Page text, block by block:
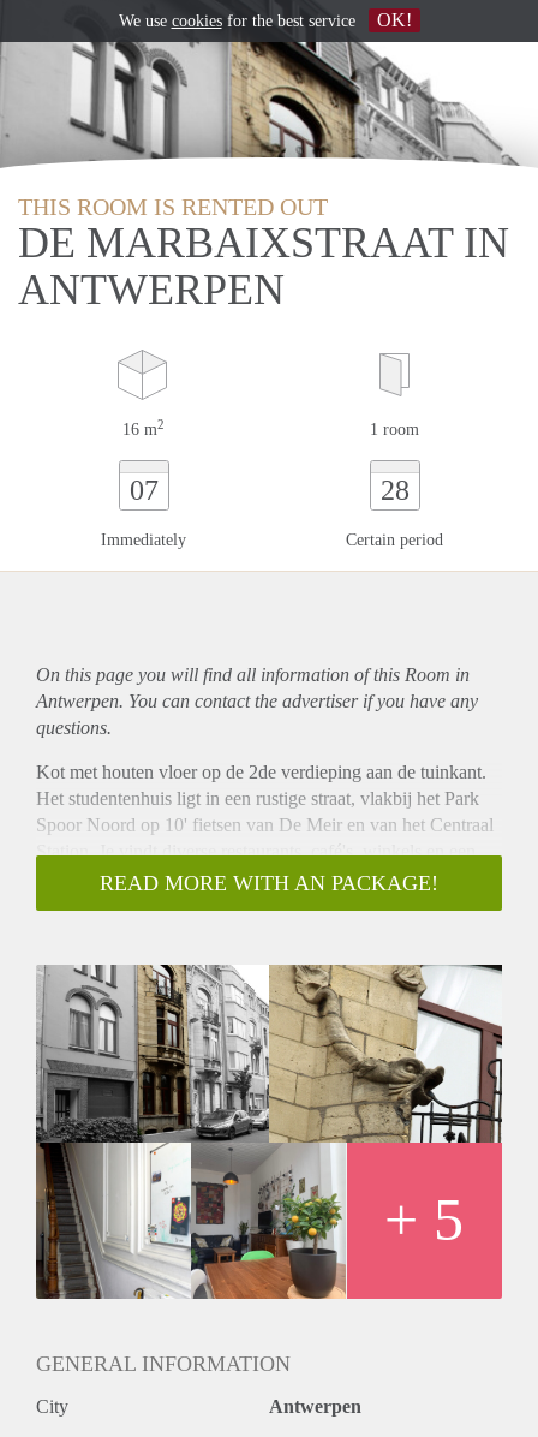
THIS ROOM IS RENTED OUT
DE MARBAIXSTRAAT IN
ANTWERPEN
16 m2 1 room
07
Immediately
28
Certain period
On this page you will find all information of this Room in
Antwerpen. You can contact the advertiser if you have any
questions.
Kot met houten vloer op de 2de verdieping aan de tuinkant.
Het studentenhuis ligt in een rustige straat, vlakbij het Park
Spoor Noord op 10' fietsen van De Meir en van het Centraal
Station. Je vindt diverse restaurants, café's, winkels en een
fitness centrum achter de hoek. In het huis wonen er 6 andere
studenten. Je deelt een ruime keuken, living en tuin met
zonneterras op de 2de verdieping.
De kostprijs is inclusief alle kosten (gas, water, elektriciteit,
internet, digitale televisie in de gezamenlijke living en een
poetsvrouw voor de gemeenschappelijke ruimtes).
De woning is gekeurd door de Stad Antwerpen en dus in
orde met woonkwaliteit en brandveiligheid.
READ MORE WITH AN PACKAGE!
+ 5
GENERAL INFORMATION
City Antwerpen
We use cookiesfor the best service OK!